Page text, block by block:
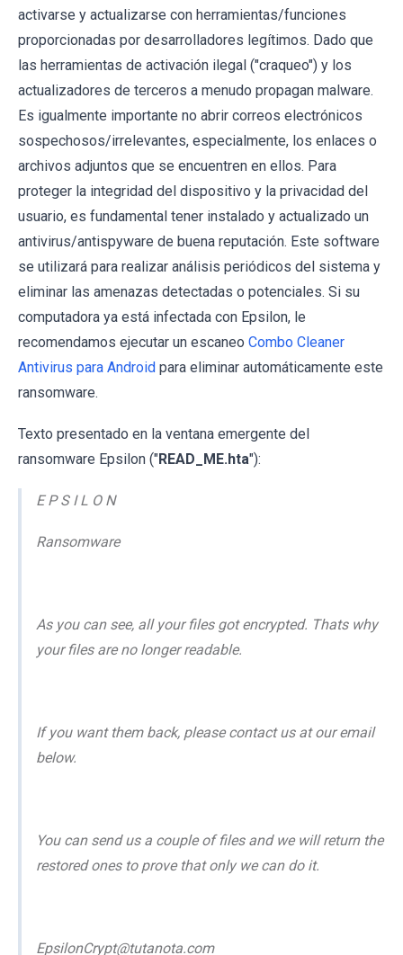
activarse y actualizarse con herramientas/funciones
proporcionadas por desarrolladores legítimos. Dado que
las herramientas de activación ilegal ("craqueo") y los
actualizadores de terceros a menudo propagan malware.
Es igualmente importante no abrir correos electrónicos
sospechosos/irrelevantes, especialmente, los enlaces o
archivos adjuntos que se encuentren en ellos. Para
proteger la integridad del dispositivo y la privacidad del
usuario, es fundamental tener instalado y actualizado un
antivirus/antispyware de buena reputación. Este software
se utilizará para realizar análisis periódicos del sistema y
eliminar las amenazas detectadas o potenciales. Si su
computadora ya está infectada con Epsilon, le
recomendamos ejecutar un escaneo Combo Cleaner
Antivirus para Android para eliminar automáticamente este
ransomware.
Texto presentado en la ventana emergente del
ransomware Epsilon ("READ_ME.hta"):
E P S I L O N
Ransomware
As you can see, all your files got encrypted. Thats why
your files are no longer readable.
If you want them back, please contact us at our email
below.
You can send us a couple of files and we will return the
restored ones to prove that only we can do it.
EpsilonCrypt@tutanota.com